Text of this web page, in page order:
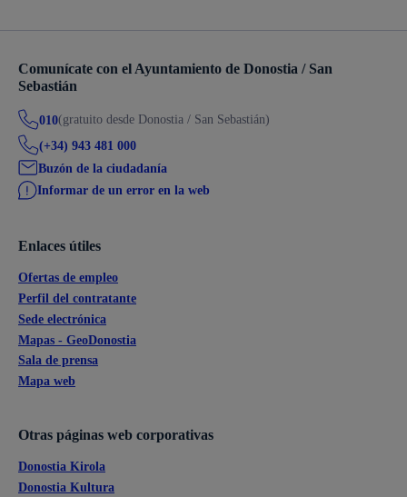
Comunícate con el Ayuntamiento de Donostia / San
Sebastián
010(gratuito desde Donostia / San Sebastián)
(+34) 943 481 000
Buzón de la ciudadanía
Informar de un error en la web
Enlaces útiles
Ofertas de empleo
Perfil del contratante
Sede electrónica
Mapas - GeoDonostia
Sala de prensa
Mapa web
Otras páginas web corporativas
Donostia Kirola
Donostia Kultura